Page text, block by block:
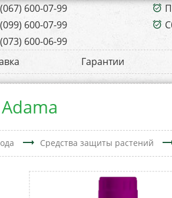
(067) 600-07-99
(099) 600-07-99
(073) 600-06-99
alarm_on
alarm_on
Гарантии
trending_flat Средства защиты растений